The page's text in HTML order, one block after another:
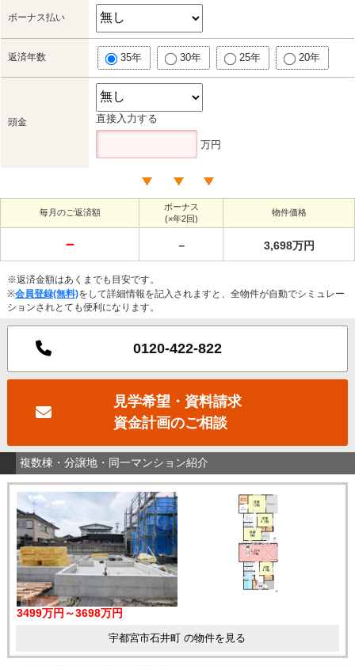
ボーナス払い
返済年数 35年 30年 25年 20年
頭金 直接入力する
万円
毎月のご返済額
ボーナス
(×年2回)
物件価格
－ － 3,698万円
※返済金額はあくまでも目安です。
※会員登録(無料)をして詳細情報を記入されますと、全物件が自動でシミュレー
ションされとても便利になります。
0120-422-822
見学希望・資料請求
資金計画のご相談
複数棟・分譲地・同一マンション紹介
3499万円～3698万円
宇都宮市石井町 の物件を見る